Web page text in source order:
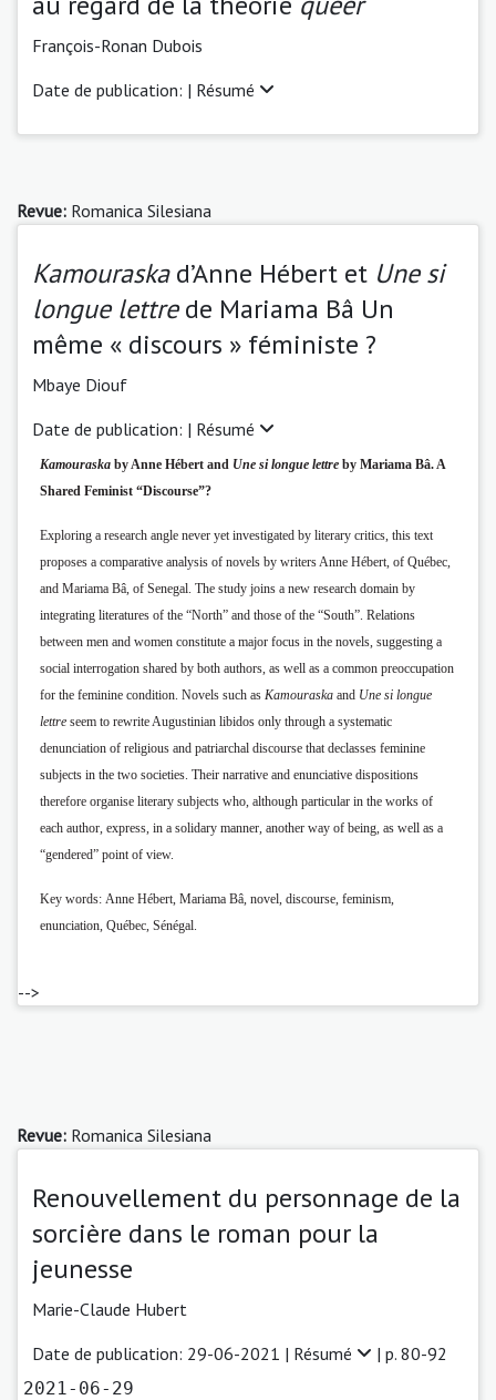
François-Ronan Dubois
Date de publication: | Résumé
Revue: Romanica Silesiana
Kamouraskad’Anne Hébert et Une si
longue lettrede Mariama Bâ Un
même « discours » féministe ?
Mbaye Diouf
Date de publication: | Résumé
Kamouraska by Anne Hébert and Une si longue lettre by Mariama Bâ. A
Shared Feminist “Discourse”?
Exploring a research angle never yet investigated by literary critics, this text
proposes a comparative analysis of novels by writers Anne Hébert, of Québec,
and Mariama Bâ, of Senegal. The study joins a new research domain by
integrating literatures of the “North” and those of the “South”. Relations
between men and women constitute a major focus in the novels, suggesting a
social interrogation shared by both authors, as well as a common preoccupation
for the feminine condition. Novels such as Kamouraska and Une si longue
lettre seem to rewrite Augustinian libidos only through a systematic
denunciation of religious and patriarchal discourse thatdeclasses feminine
subjects in the two societies. Their narrative and enunciative dispositions
therefore organise literary subjects who, although particular in the works of
each author, express, in a solidary manner, another way of being, as well as a
“gendered” point of view.
Key words: Anne Hébert, Mariama Bâ, novel, discourse, feminism,
enunciation, Québec, Sénégal.
-->
Revue: Romanica Silesiana
Renouvellement du personnage de la
sorcière dans le roman pour la
jeunesse
Marie-Claude Hubert
Date de publication: 29-06-2021 | Résumé | p. 80-92
2021-06-29